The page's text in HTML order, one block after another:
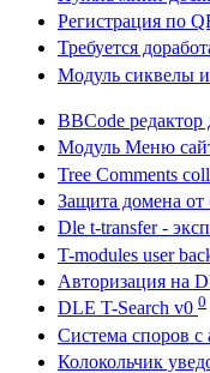
Регистрация по
Требуется
Модуль сиквелы
BBCode
Модуль Меню
Tree Comments
Защита домена
Dle t-transfer -
T-modules user
Авторизация на
DLE T-Search v0 0
Система споров
Колокольчик